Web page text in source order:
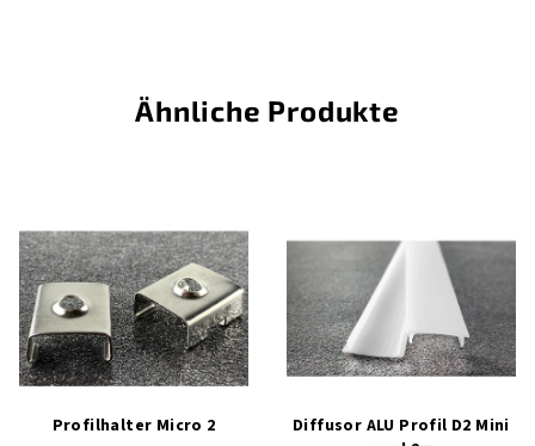
Ähnliche Produkte
Profilhalter Micro 2
Diffusor ALU Profil D2 Mini